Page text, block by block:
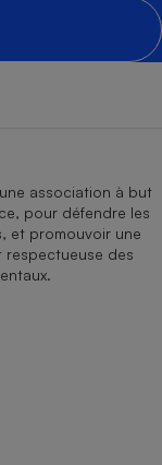
association à but
pour défendre les
et promouvoir une
respectueuse des